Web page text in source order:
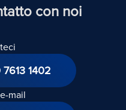
con noi
1402
mail